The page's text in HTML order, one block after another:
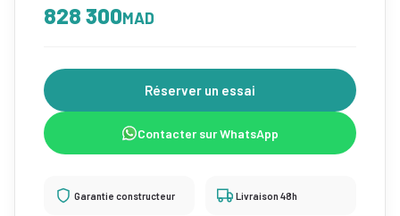
828 300MAD
Réserver un essai
Contacter sur WhatsApp
Garantie constructeur Livraison 48h